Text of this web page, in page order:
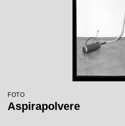
FOTO
Aspirapolvere